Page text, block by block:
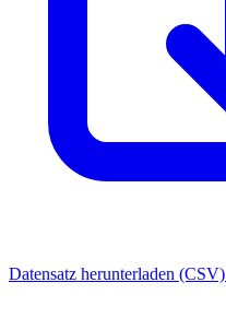
Datensatz herunterladen (CSV)